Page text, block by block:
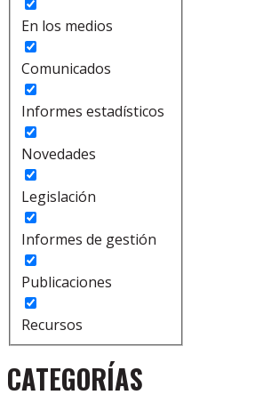
En los medios
Comunicados
Informes estadísticos
Novedades
Legislación
Informes de gestión
Publicaciones
Recursos
CATEGORÍAS